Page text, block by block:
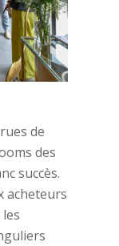
de
des
succès.
acheteurs